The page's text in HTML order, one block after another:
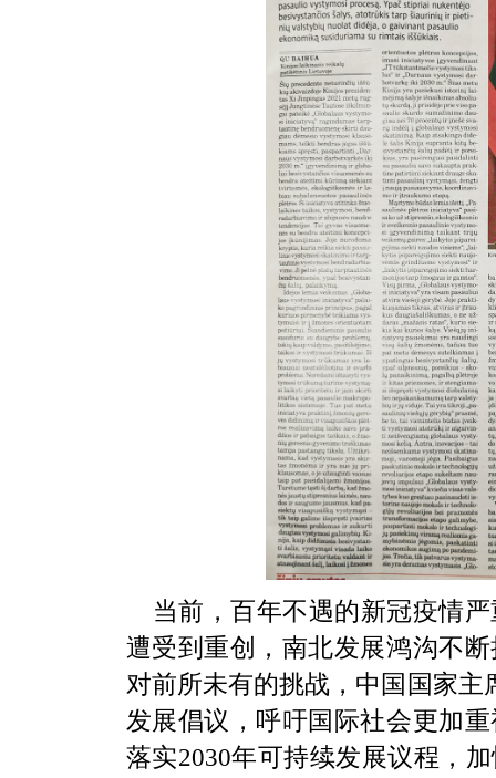
当前，百年不遇的新冠疫情
遭受到重创，南北发展鸿沟不
对前所未有的挑战，中国国家主
发展倡议，呼吁国际社会更加
落实2030年可持续发展议程，